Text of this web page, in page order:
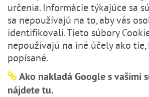
určenia. Informácie týkajúce sa
sa nepoužívajú na to, aby vás
identifikovali. Tieto súbory
nepoužívajú na iné účely ako
popísané.
Ako nakladá Google s vašimi
nájdetetu.